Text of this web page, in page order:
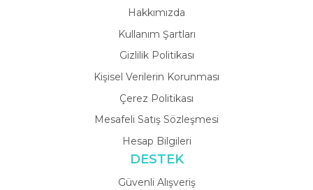
Hakkımızda
Kullanım Şartları
Gizlilik Politikası
Kişisel Verilerin Korunması
Çerez Politikası
Mesafeli Satış Sözleşmesi
Hesap Bilgileri
DESTEK
Güvenli Alışveriş